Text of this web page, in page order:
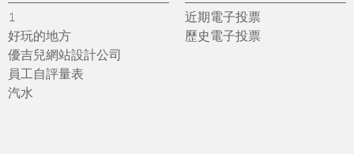
1
好玩的地方
優吉兒網站設計公司
員工自評量表
汽水
近期電子投票
歷史電子投票